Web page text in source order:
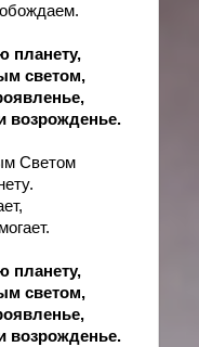
планету,
светом,
возрожденье.
Светом
планету,
светом,
возрожденье.